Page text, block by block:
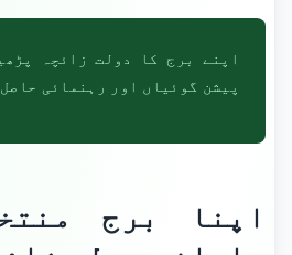
اپنے برج کا دولت زائچہ
پیشن گوئیاں اور رہنمائی حاصل
اپنا برج